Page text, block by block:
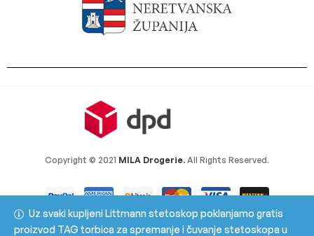
Uz svaki kupljeni Littmann stetoskop poklanjamo gratis
proizvod TAG torbica za spremanje i čuvanje stetoskopa u
Copyright © 2021 MILA Drogerie. All Rights Reserved.